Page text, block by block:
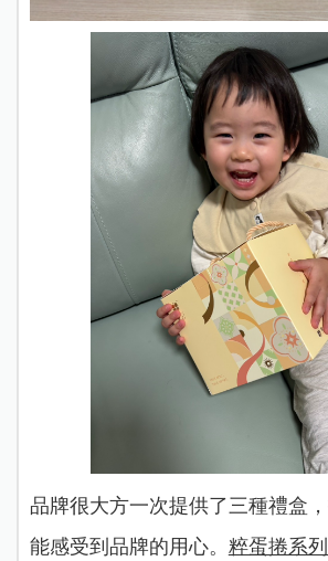
品牌很大方一次提供了三種禮盒
能感受到品牌的用心。 粹蛋捲系